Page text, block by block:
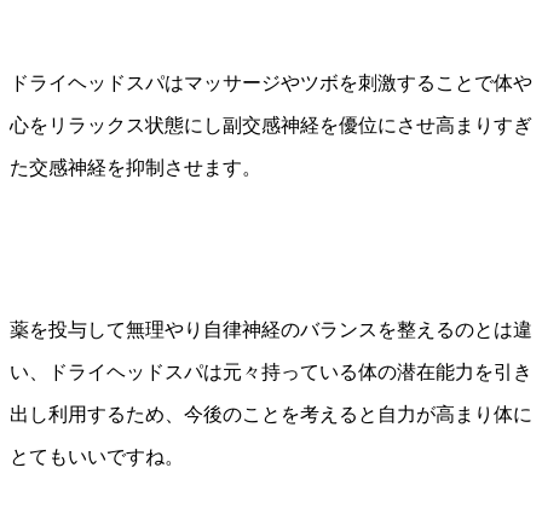
ドライヘッドスパはマッサージやツボを刺激することで体や
心をリラックス状態にし副交感神経を優位にさせ高まりすぎ
た交感神経を抑制させます。
薬を投与して無理やり自律神経のバランスを整えるのとは違
い、ドライヘッドスパは元々持っている体の潜在能力を引き
出し利用するため、今後のことを考えると自力が高まり体に
とてもいいですね。